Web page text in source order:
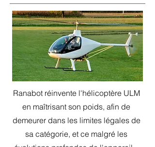
Ranabot réinvente l'hélicoptère ULM
en maîtrisant son poids, afin de
demeurer dans les limites légales de
sa catégorie, et ce malgré les